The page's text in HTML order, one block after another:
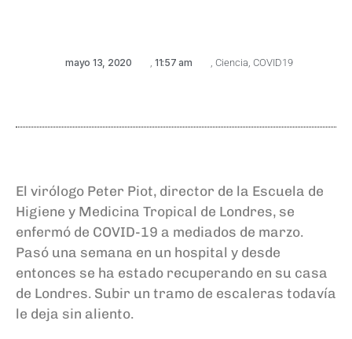
mayo 13, 2020 11:57 am Ciencia COVID19
El virólogo Peter Piot, director de la Escuela de
Higiene y Medicina Tropical de Londres, se
enfermó de COVID-19 a mediados de marzo.
Pasó una semana en un hospital y desde
entonces se ha estado recuperando en su casa
de Londres. Subir un tramo de escaleras todavía
le deja sin aliento.